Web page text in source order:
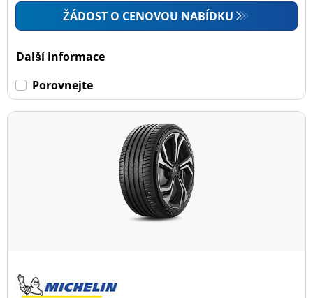
ŽÁDOST O CENOVOU NABÍDKU
Další informace
Porovnejte